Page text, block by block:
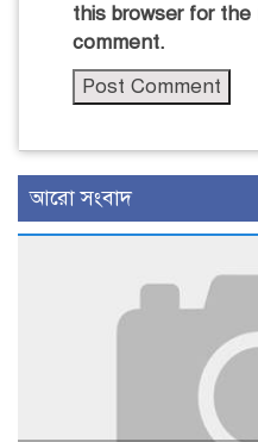
this browser for
comment.
আরো সংবাদ